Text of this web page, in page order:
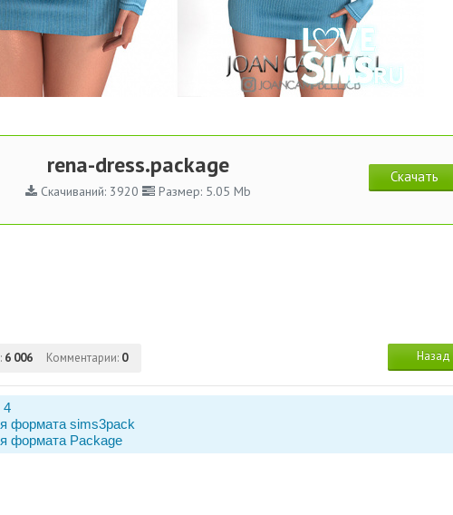
rena-dress.package
Скачиваний: 3920 Размер: 5.05 Mb
Скачать
Назад
6 006 Комментарии: 0
4
формата sims3pack
формата Package